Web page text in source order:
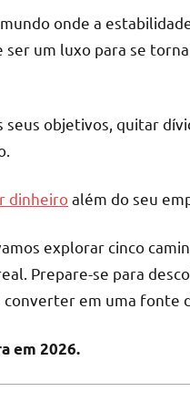
onde a
um luxo para se
seus objetivos, quitar
dinheiroalém do seu
explorar cinco
Prepare-se para
converter em uma fonte
em 2026.